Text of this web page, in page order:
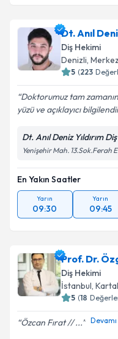
Dt. Ortaç Gopiçin
Size bu uzmandan
hazırlandığında e-
Kişisel
Metni'ni
kapsamda
Dt. Anıl
Diş Hekimi
Denizli,
5 (223
Doktorumuz tam
yüzü ve açıklayıcı
Dt. Anıl Deniz Yıldırım
Yenişehir Mah. 13.Sok.Ferah
En Yakın Saatler
Yarın
09:30
Yarın
09:45
Prof. Dr.
Diş Hekimi
İstanbul, Kartal
5 (18
Özcan Fırat // ... Devamı